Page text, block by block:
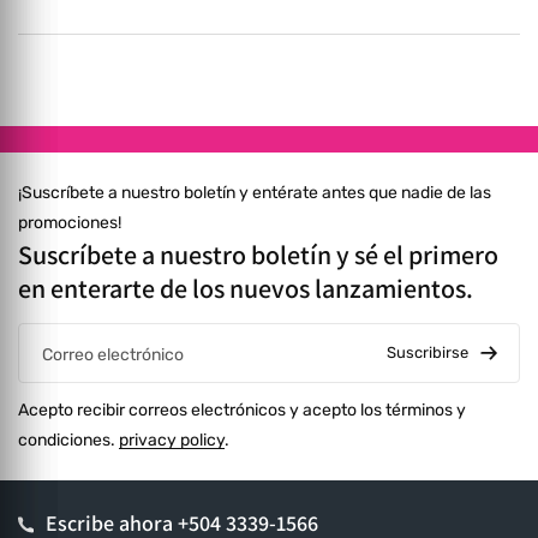
dentro de los 7 días posteriores a la recepción, varias opciones
¡Suscríbete a nuestro boletín y entérate antes que nadie de las
promociones!
Suscríbete a nuestro boletín y sé el primero
en enterarte de los nuevos lanzamientos.
Correo electrónico Suscribirse
Acepto recibir correos electrónicos y acepto los términos y
condiciones. privacy policy.
Escribe ahora +504 3339-1566